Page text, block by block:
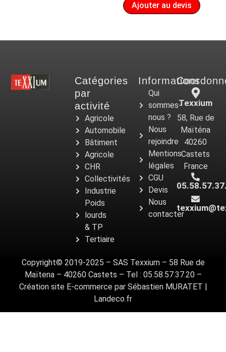
Ajouter au devis
Catégories
par
activité
Agricole
Automobile
Bâtiment
Agricole
CHR
Collectivités
Industrie
Poids
lourds
& TP
Tertiaire
Informations
Qui
sommes-
nous ?
Nous
rejoindre
Mentions
légales
CGU
Devis
Nous
contacter
Texxium
58, Rue de
Maïténa
40260
Castets
France
Copyright© 2019-2025 – SAS Texxium – 58 Rue de
Maïtena – 40260 Castets – Tel : 05.58.57.37.20 –
Création site E-commerce par Sébastien MURATET |
Landeco.fr